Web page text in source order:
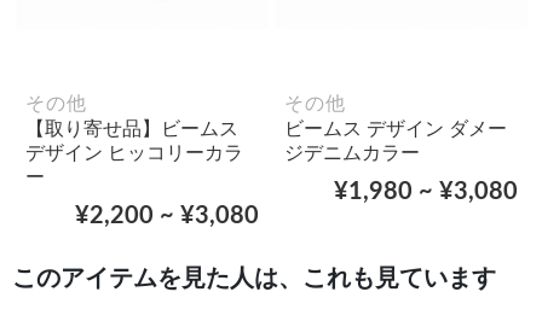
その他
【取り寄せ品】ビームス
デザイン ヒッコリーカラ
ー
¥2,200 ~ ¥3,080
その他
ビームス デザイン ダメー
ジデニムカラー
¥1,980 ~ ¥3,080
このアイテムを見た人は、これも見ています